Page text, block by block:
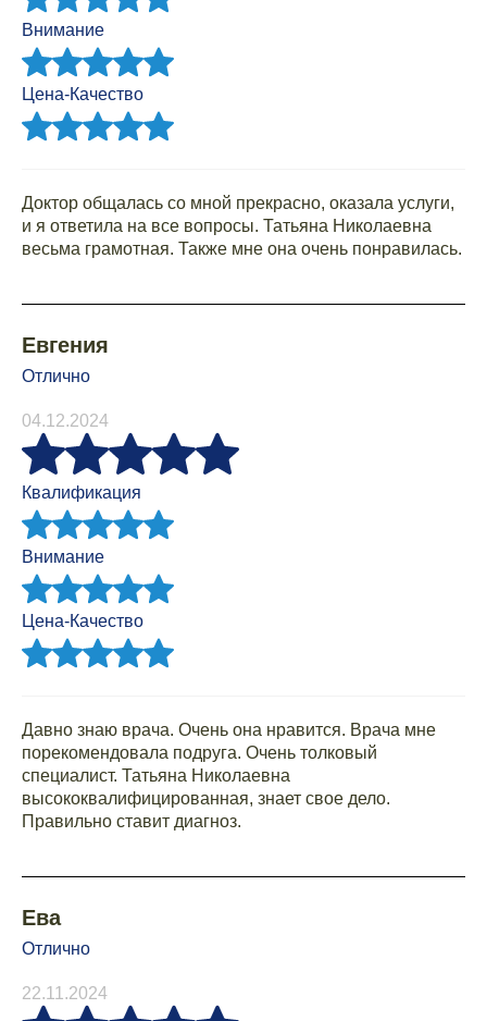
Внимание
Цена-Качество
Доктор общалась со мной прекрасно, оказала услуги,
и я ответила на все вопросы. Татьяна Николаевна
весьма грамотная. Также мне она очень понравилась.
Евгения
Отлично
04.12.2024
Квалификация
Внимание
Цена-Качество
Давно знаю врача. Очень она нравится. Врача мне
порекомендовала подруга. Очень толковый
специалист. Татьяна Николаевна
высококвалифицированная, знает свое дело.
Правильно ставит диагноз.
Ева
Отлично
22.11.2024